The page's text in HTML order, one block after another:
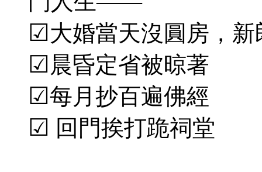
☑大婚當天沒圓房，
☑晨昏定省被晾著
☑每月抄百遍佛經
☑ 回門挨打跪祠堂